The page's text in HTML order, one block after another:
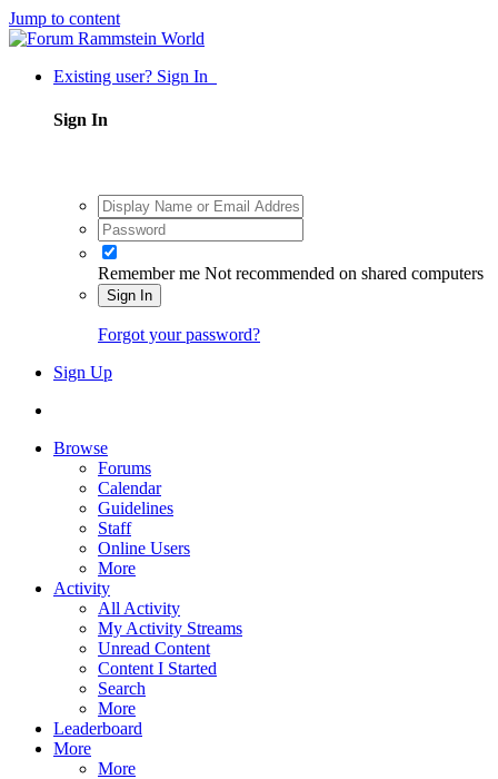
Jump to content
Existing user? Sign In
Sign In
Remember me Not recommended on shared computers
Sign In
Forgot your password?
Sign Up
Browse
Forums
Calendar
Guidelines
Staff
Online Users
More
Activity
All Activity
My Activity Streams
Unread Content
Content I Started
Search
More
Leaderboard
More
More